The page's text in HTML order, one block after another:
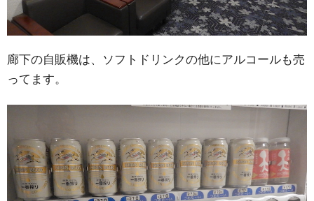
廊下の自販機は、ソフトドリンクの他にアルコールも売
ってます。